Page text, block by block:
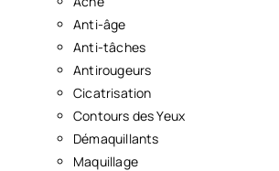
Anti-âge
Anti-tâches
Antirougeurs
Cicatrisation
Contours des Yeux
Démaquillants
Maquillage